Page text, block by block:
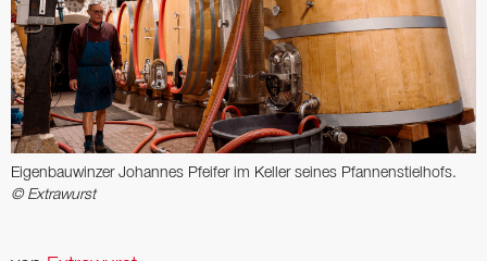
Eigenbauwinzer Johannes Pfeifer im Keller seines Pfannenstielhofs.
© Extrawurst